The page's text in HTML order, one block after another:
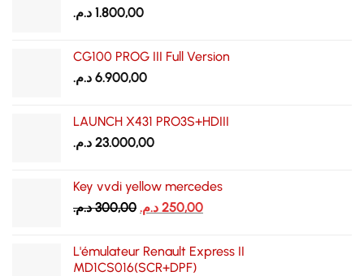
1.800,00 د.م.
CG100 PROG III Full Version
6.900,00 د.م.
LAUNCH X431 PRO3S+HDIII
23.000,00 د.م.
Key vvdi yellow mercedes
300,00 د.م.
Le
était :
250,00 د.م.
Le
est :
L'émulateur Renault Express II
MD1CS016(SCR+DPF)